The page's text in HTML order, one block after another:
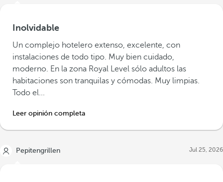
Inolvidable
Un complejo hotelero extenso, excelente, con
instalaciones de todo tipo. Muy bien cuidado,
moderno. En la zona Royal Level sólo adultos las
habitaciones son tranquilas y cómodas. Muy limpias.
Todo el...
Leer opinión completa
Pepitengrillen Jul 25, 2026